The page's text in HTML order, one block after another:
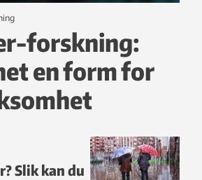
forskning:
en form for
Slik kan du